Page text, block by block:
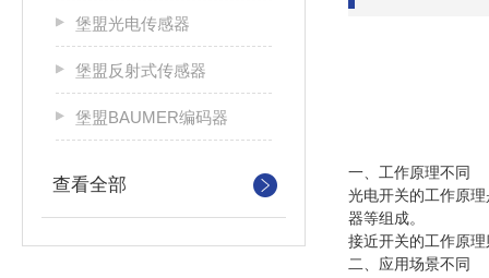
堡盟光电传感器
堡盟反射式传感器
堡盟BAUMER编码器
查看全部
一、工作原理不同
光电开关的工作原
器等组成。
接近开关的工作原
二、应用场景不同